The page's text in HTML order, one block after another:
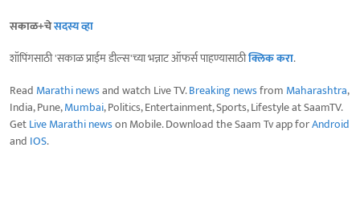
सकाळ+चेसदस्य व्हा
शॉपिंगसाठी 'सकाळ प्राईम डील्स'च्या भन्नाट ऑफर्स पाहण्यासाठीक्लिक करा.
Read Marathi newsand watch Live TV.Breaking newsfrom Maharashtra,
India, Pune,Mumbai, Politics, Entertainment, Sports, Lifestyle at SaamTV.
GetLive Marathi newson Mobile. Download the Saam Tv app forAndroid
and IOS.